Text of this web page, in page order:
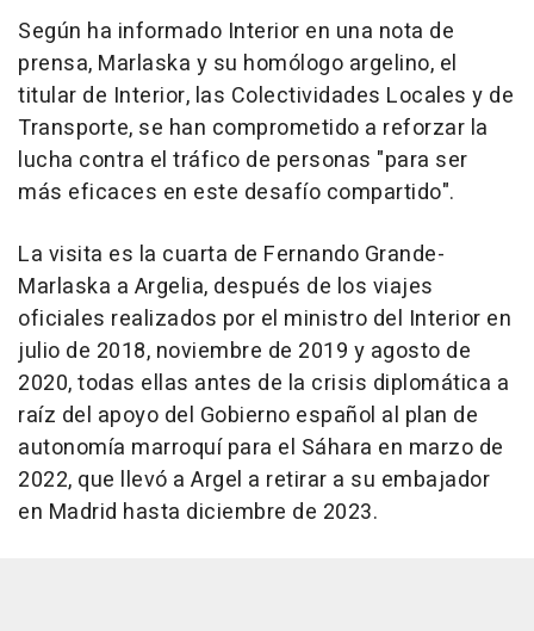
Según ha informado Interior en una nota de
prensa, Marlaska y su homólogo argelino, el
titular de Interior, las Colectividades Locales y de
Transporte, se han comprometido a reforzar la
lucha contra el tráfico de personas "para ser
más eficaces en este desafío compartido".
La visita es la cuarta de Fernando Grande-
Marlaska a Argelia, después de los viajes
oficiales realizados por el ministro del Interior en
julio de 2018, noviembre de 2019 y agosto de
2020, todas ellas antes de la crisis diplomática a
raíz del apoyo del Gobierno español al plan de
autonomía marroquí para el Sáhara en marzo de
2022, que llevó a Argel a retirar a su embajador
en Madrid hasta diciembre de 2023.